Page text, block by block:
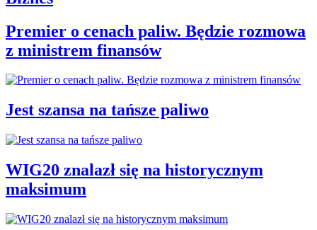
Premier o cenach paliw. Będzie rozmowa
z ministrem finansów
Jest szansa na tańsze paliwo
WIG20 znalazł się na historycznym
maksimum